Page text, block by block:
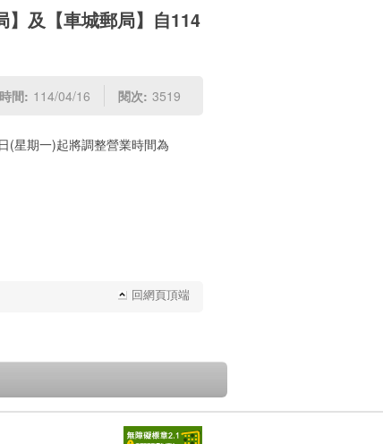
】及【車城郵局】自114
間: 114/04/16 閱次: 3519
(星期一)起將調整營業時間為
回網頁頂端